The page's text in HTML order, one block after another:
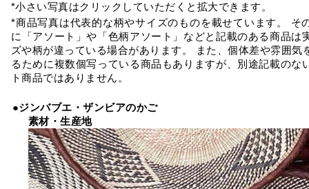
*小さい写真はクリックしていただくと拡大できます。
*商品写真は代表的な柄やサイズのものを載せています。 そ
に「アソート」や「色柄アソート」などと記載のある商品は
ズや柄が違っている場合があります。 また、個体差や雰囲気
るために複数個写っている商品もありますが、別途記載のな
ト商品ではありません。
●ジンバブエ・ザンビアのかご
素材・生産地